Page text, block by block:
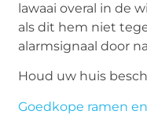
lawaai overal in de
als dit hem niet
alarmsignaal door
Houd uw huis
Goedkope ramen